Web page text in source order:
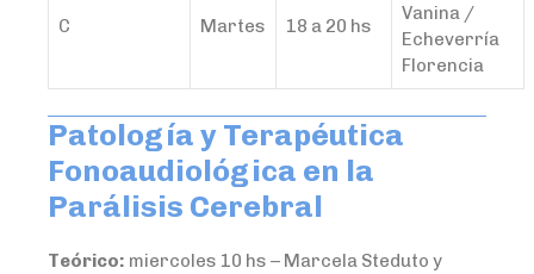
C Martes 18 a 20 hs
Vanina /
Echeverría
Florencia
Patología y Terapéutica
Fonoaudiológica en la
Parálisis Cerebral
Teórico: miercoles 10 hs – Marcela Steduto y